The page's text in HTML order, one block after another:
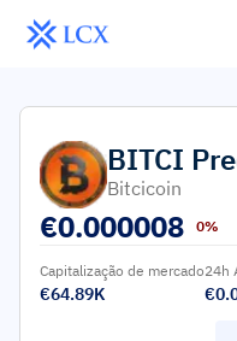
BITCI
Bitcicoin
€0.000008 0%
Capitalização de mercado
€64.89K
24h